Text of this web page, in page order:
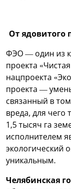
От ядовитого
ФЭО — один из
проекта
нацпроекта
проекта —
связанный в
вреда, для чего
1,5 тысяч га
исполнителем
экологический
уникальным.
Челябинская